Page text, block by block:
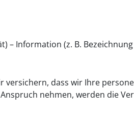
– Information (z. B.
dass wir Ihre
nehmen, werden die